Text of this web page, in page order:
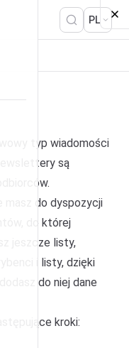
PL
typ wiadomości
są
masz do dyspozycji
do której
jeszcze listy,
i listy, dzięki
do niej dane
kroki: